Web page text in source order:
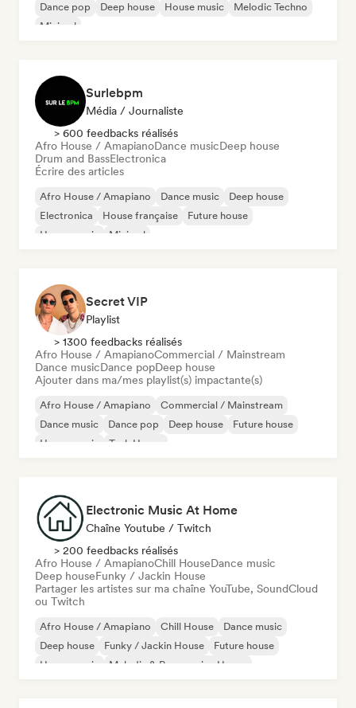
Dance pop
Deep house House music
Melodic Techno
Minimal
Surlebpm
Média / Journaliste
> 600 feedbacks réalisés
Afro House / AmapianoDance musicDeep house
Drum and BassElectronica
Écrire des articles
Afro House / Amapiano Dance music
Deep house
Electronica
House française
Future house
House music
Minimal
Secret VIP
Playlist
> 1300 feedbacks réalisés
Afro House / AmapianoCommercial / Mainstream
Dance musicDance popDeep house
Ajouter dans ma/mes playlist(s) impactante(s)
Afro House / Amapiano
Commercial / Mainstream
Dance music
Dance pop Deep house
Future house
House music
Tech House
Electronic Music At Home
Chaîne Youtube / Twitch
> 200 feedbacks réalisés
Afro House / AmapianoChill HouseDance music
Deep houseFunky / Jackin House
Partager les artistes sur ma chaîne YouTube, SoundCloud
ou Twitch
Afro House / Amapiano Chill House
Dance music
Deep house
Funky / Jackin House
Future house
House music
Melodic & Progressive House